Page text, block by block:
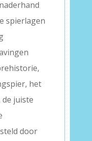
spierlagen
het
juiste
door